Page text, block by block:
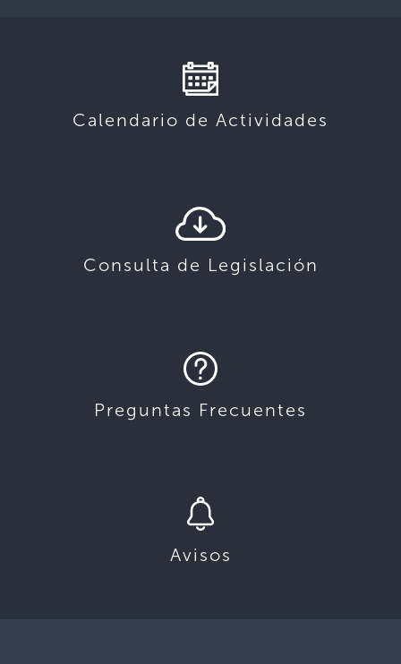
Calendario de Actividades
Consulta de Legislación
Preguntas Frecuentes
Avisos